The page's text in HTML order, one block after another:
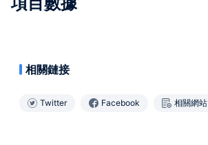
相關鏈接
Twitter Facebook 相關網站